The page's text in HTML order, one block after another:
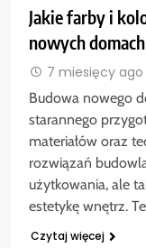
Jakie farby i
nowych domach
7 miesięcy ago
Budowa nowego
starannego
materiałów oraz
rozwiązań
użytkowania, ale
estetykę wnętrz.
Czytaj więcej